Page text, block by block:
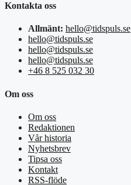
Kontakta oss
Allmänt: hello@tidspuls.se
hello@tidspuls.se
hello@tidspuls.se
hello@tidspuls.se
+46 8 525 032 30
Om oss
Om oss
Redaktionen
Vår historia
Nyhetsbrev
Tipsa oss
Kontakt
RSS-flöde